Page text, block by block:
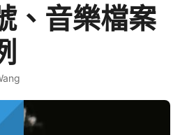
、音樂檔案